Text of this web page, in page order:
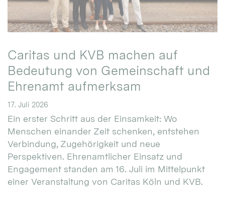
Caritas und KVB machen auf
Bedeutung von Gemeinschaft und
Ehrenamt aufmerksam
17. Juli 2026
Ein erster Schritt aus der Einsamkeit: Wo
Menschen einander Zeit schenken, entstehen
Verbindung, Zugehörigkeit und neue
Perspektiven. Ehrenamtlicher Einsatz und
Engagement standen am 16. Juli im Mittelpunkt
einer Veranstaltung von Caritas Köln und KVB.